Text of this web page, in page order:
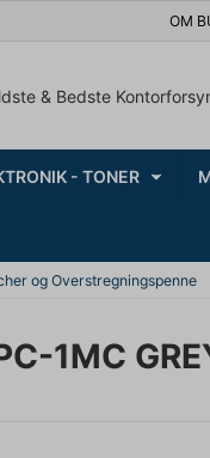
OM
& Bedste
- TONER
og Overstregningspenne
1MC